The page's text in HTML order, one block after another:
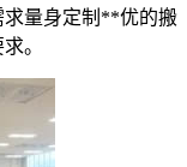
求量身定制**优的搬
。